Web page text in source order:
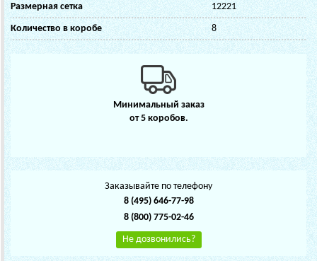
Размерная сетка 12221
Количество в коробе 8
Минимальный заказ
от 5 коробов.
Заказывайте по телефону
8 (495) 646-77-98
8 (800) 775-02-46
Не дозвонились?